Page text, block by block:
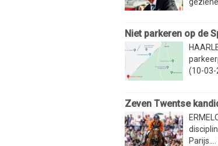
Niet parkeren op de
(10-03-
Zeven Twentse